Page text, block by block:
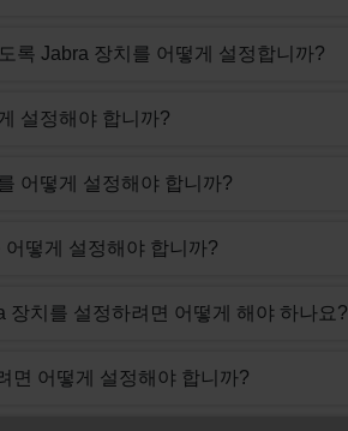
록 Jabra 장치를 어떻게 설정합니까?
설정해야 합니까?
어떻게 설정해야 합니까?
떻게 설정해야 합니까?
치를 설정하려면 어떻게 해야 하나요?
면 어떻게 설정해야 합니까?